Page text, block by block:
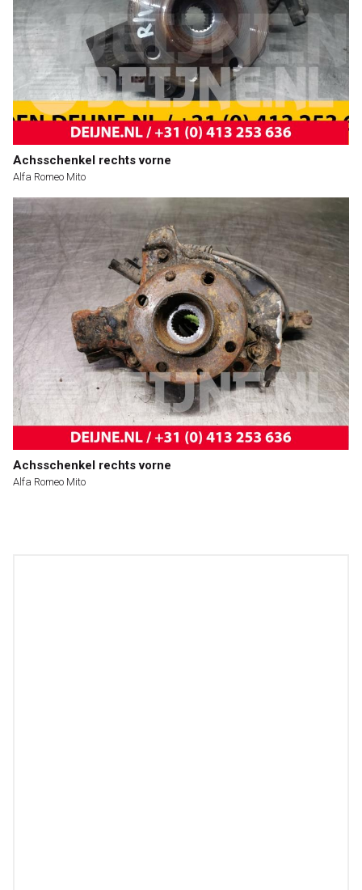
Achsschenkel rechts vorne
Alfa Romeo Mito
Achsschenkel rechts vorne
Alfa Romeo Mito